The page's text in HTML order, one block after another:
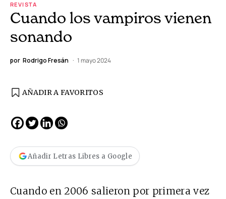
REVISTA
Cuando los vampiros vienen
sonando
por Rodrigo Fresán 1 mayo 2024
AÑADIR A FAVORITOS
Añadir Letras Libres a Google
Cuando en 2006 salieron por primera vez